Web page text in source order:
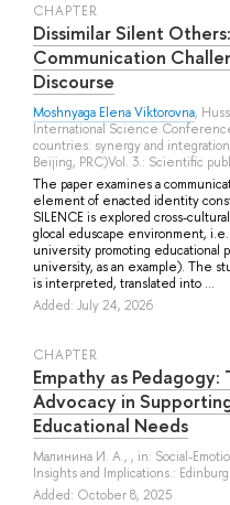
СHAPTER
Dissimilar Silent
Communication
Discourse
Moshnyaga Elena Viktorovna,
International Science
countries: synergy and
Beijing, PRC)Vol. 3.: Scientific
The paper examines a
element of enacted identity
SILENCE is explored cross-
glocal eduscape environment,
university promoting educational
university, as an example). The
is interpreted, translated into ...
Added: July 24, 2026
СHAPTER
Empathy as
Advocacy in
Educational Needs
Малинина И. А., , in: Social-
Insights and Implications.:
Added: October 8, 2025